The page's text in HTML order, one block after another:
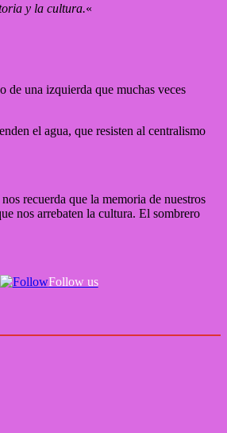
y la cultura.«
de una izquierda que muchas veces
el agua, que resisten al centralismo
recuerda que la memoria de nuestros
nos arrebaten la cultura. El sombrero
Follow us